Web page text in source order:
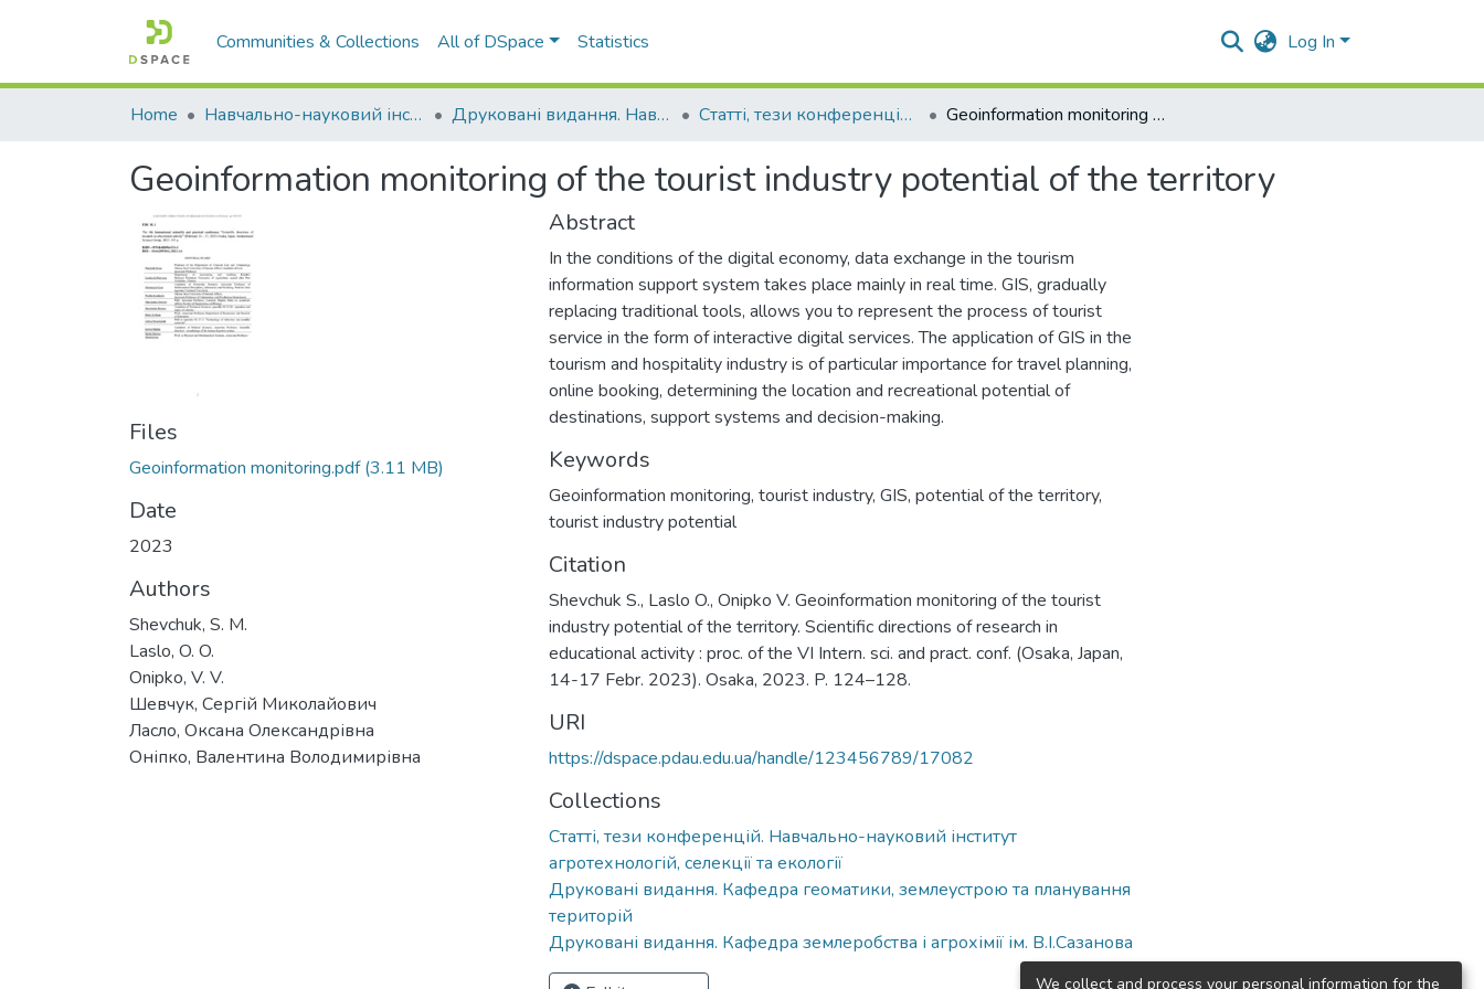
Communities & Collections All of DSpace Statistics Log In
Home Навчально-науковий інститут агротехнологій, селекції та екології Друковані видання. Навчально-науковий інститут агротехнологій, селекції та екології Статті, тези конференцій. Навчально-науковий інститут агротехнологій, селекції та екології Geoinformation monitoring of the tourist industry potential of the territory
Geoinformation monitoring of the tourist industry potential of the territory
Files
Geoinformation monitoring.pdf(3.11 MB)
Date
2023
Authors
Shevchuk, S. M.
Laslo, O. O.
Onipko, V. V.
Шевчук, Сергій Миколайович
Ласло, Оксана Олександрівна
Оніпко, Валентина Володимирівна
Abstract
In the conditions of the digital economy, data exchange in the tourism
information support system takes place mainly in real time. GIS, gradually
replacing traditional tools, allows you to represent the process of tourist
service in the form of interactive digital services. The application of GIS in the
tourism and hospitality industry is of particular importance for travel planning,
online booking, determining the location and recreational potential of
destinations, support systems and decision-making.
Keywords
Geoinformation monitoring, tourist industry, GIS, potential of the territory,
tourist industry potential
Citation
Shevchuk S., Laslo O., Onipko V. Geoinformation monitoring of the tourist
industry potential of the territory. Scientific directions of research in
educational activity : proc. of the VI Intern. sci. and pract. conf. (Osaka, Japan,
14-17 Febr. 2023). Osaka, 2023. P. 124–128.
URI
https://dspace.pdau.edu.ua/handle/123456789/17082
Collections
Статті, тези конференцій. Навчально-науковий інститут
агротехнологій, селекції та екології
Друковані видання. Кафедра геоматики, землеустрою та планування
територій
Друковані видання. Кафедра землеробства і агрохімії ім. В.І.Сазанова
We collect and process your personal information for the